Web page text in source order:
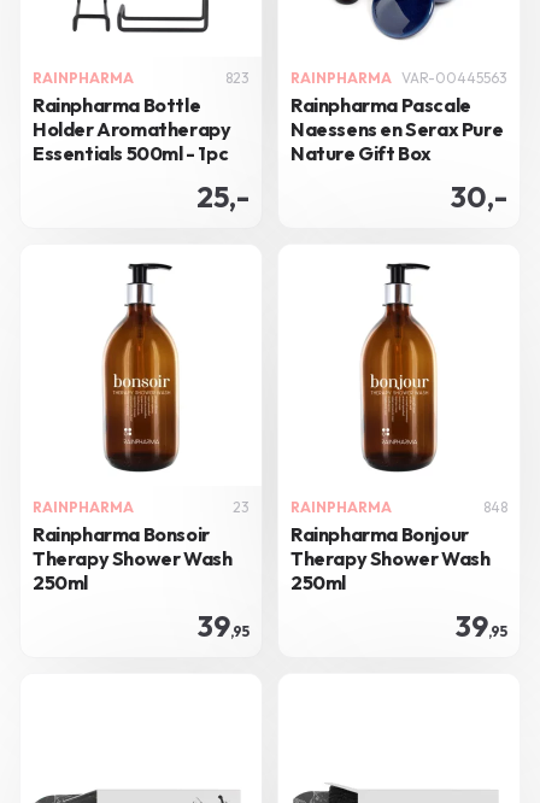
RAINPHARMA 823
Rainpharma Bottle
Holder Aromatherapy
Essentials 500ml - 1pc
25,-
RAINPHARMA VAR-00445563
Rainpharma Pascale
Naessens en Serax Pure
Nature Gift Box
30,-
RAINPHARMA 23
Rainpharma Bonsoir
Therapy Shower Wash
250ml
39,95
RAINPHARMA 848
Rainpharma Bonjour
Therapy Shower Wash
250ml
39,95